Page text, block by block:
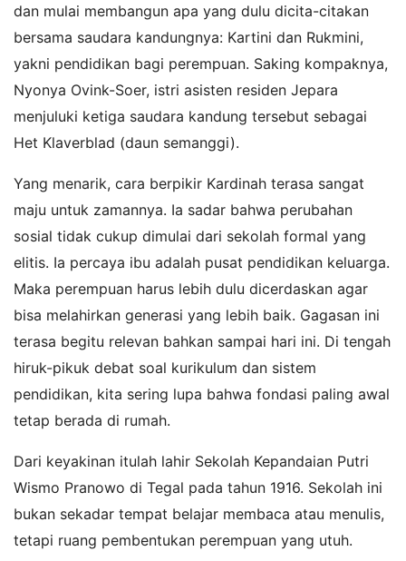
dan mulai membangun apa yang dulu dicita-citakan
bersama saudara kandungnya: Kartini dan Rukmini,
yakni pendidikan bagi perempuan. Saking kompaknya,
Nyonya Ovink-Soer, istri asisten residen Jepara
menjuluki ketiga saudara kandung tersebut sebagai
Het Klaverblad (daun semanggi).
Yang menarik, cara berpikir Kardinah terasa sangat
maju untuk zamannya. Ia sadar bahwa perubahan
sosial tidak cukup dimulai dari sekolah formal yang
elitis. Ia percaya ibu adalah pusat pendidikan keluarga.
Maka perempuan harus lebih dulu dicerdaskan agar
bisa melahirkan generasi yang lebih baik. Gagasan ini
terasa begitu relevan bahkan sampai hari ini. Di tengah
hiruk-pikuk debat soal kurikulum dan sistem
pendidikan, kita sering lupa bahwa fondasi paling awal
tetap berada di rumah.
Dari keyakinan itulah lahir Sekolah Kepandaian Putri
Wismo Pranowo di Tegal pada tahun 1916. Sekolah ini
bukan sekadar tempat belajar membaca atau menulis,
tetapi ruang pembentukan perempuan yang utuh.